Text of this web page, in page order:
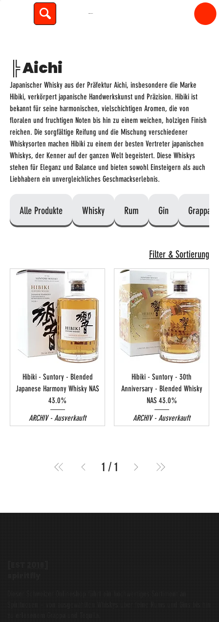
spiritfly
╠ Aichi
Japanischer Whisky aus der Präfektur Aichi, insbesondere die Marke
Hibiki, verkörpert japanische Handwerkskunst und Präzision. Hibiki ist
bekannt für seine harmonischen, vielschichtigen Aromen, die von
floralen und fruchtigen Noten bis hin zu einem weichen, holzigen Finish
reichen. Die sorgfältige Reifung und die Mischung verschiedener
Whiskysorten machen Hibiki zu einem der besten Vertreter japanischen
Whiskys, der Kenner auf der ganzen Welt begeistert. Diese Whiskys
stehen für Eleganz und Balance und bieten sowohl Einsteigern als auch
Liebhabern ein unvergleichliches Geschmackserlebnis.
Alle Produkte Whisky Rum Gin Grappa
Filter & Sortierung
Hibiki - Suntory - Blended
Japanese Harmony Whisky NAS
43.0%
ARCHIV - Ausverkauft
Hibiki - Suntory - 30th
Anniversary - Blended Whisky
NAS 43.0%
ARCHIV - Ausverkauft
1 / 1